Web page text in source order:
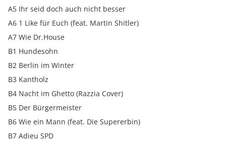
A5 Ihr seid doch auch nicht besser
A6 1 Like für Euch (feat. Martin Shitler)
A7 Wie Dr.House
B1 Hundesohn
B2 Berlin im Winter
B3 Kantholz
B4 Nacht im Ghetto (Razzia Cover)
B5 Der Bürgermeister
B6 Wie ein Mann (feat. Die Supererbin)
B7 Adieu SPD